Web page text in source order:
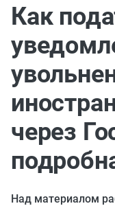
00:01
#новости
Как
через
Над материалом